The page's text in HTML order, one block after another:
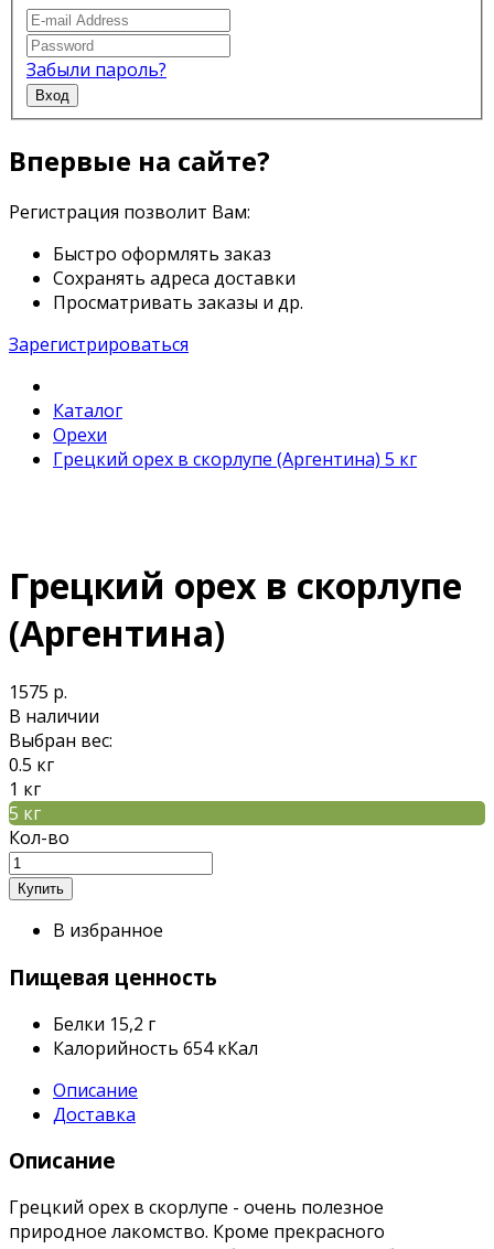
Забыли пароль?
Вход
Впервые на сайте?
Регистрация позволит Вам:
Быстро оформлять заказ
Сохранять адреса доставки
Просматривать заказы и др.
Зарегистрироваться
Каталог
Орехи
Грецкий орех в скорлупе (Аргентина) 5 кг
Грецкий орех в скорлупе
(Аргентина)
1575 р.
В наличии
Выбран вес:
0.5 кг
1 кг
5 кг
Кол-во
В избранное
Пищевая ценность
Белки 15,2 г
Калорийность 654 кКал
Описание
Доставка
Описание
Грецкий орех в скорлупе - очень полезное
природное лакомство. Кроме прекрасного